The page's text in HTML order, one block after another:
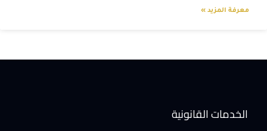
معرفة المزيد »
الخدمات القانونية